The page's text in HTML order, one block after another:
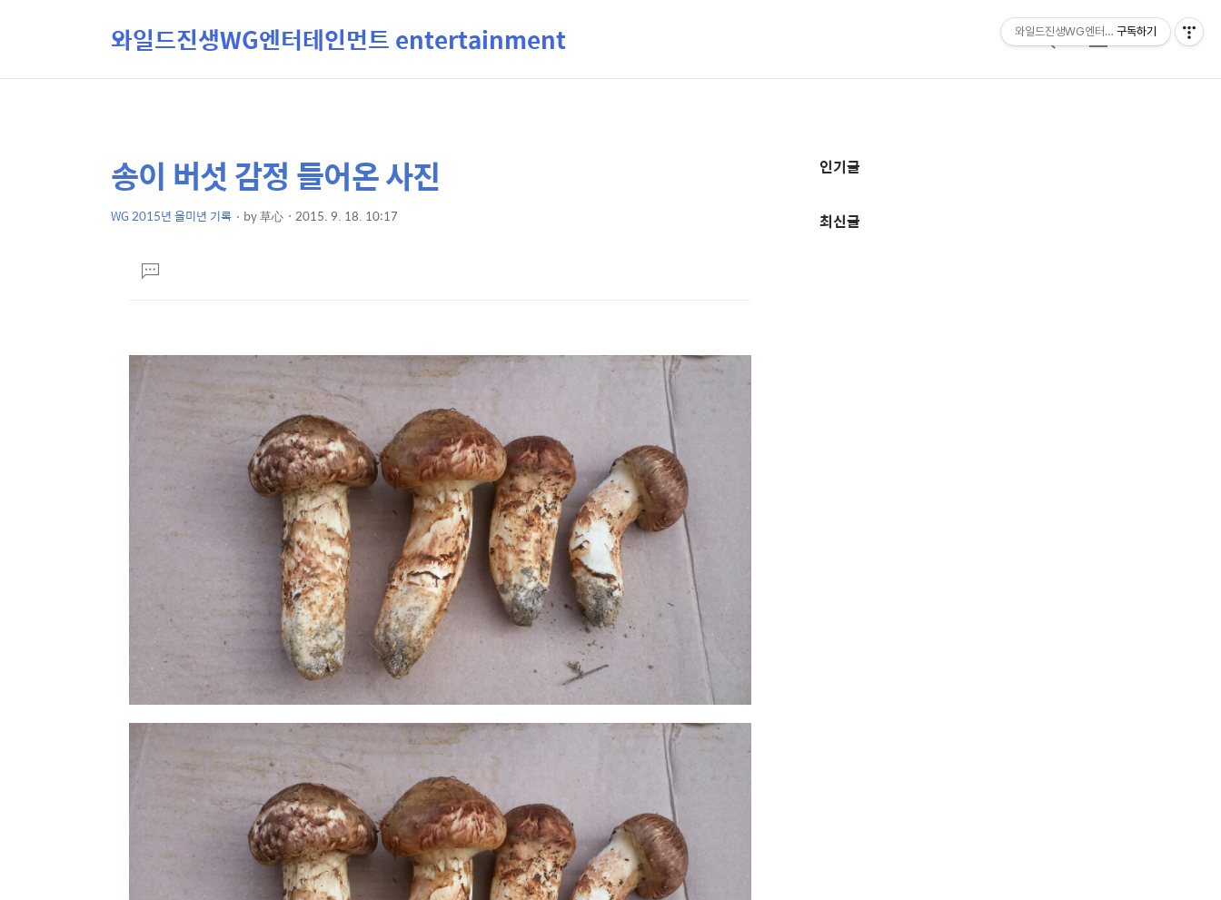
와일드진생WG엔터테인먼트 entertainment
검
메
상
세
컨
본
문
제
송이 버섯 감정 들어온 사진
WG 2015년 을미년 기록 by草心 2015. 9. 18. 10:17
댓
글
추
정
인기글
최신글
와일드진생WG엔터테인먼트
구독하기